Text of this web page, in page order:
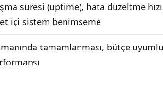
süresi (uptime), hata düzeltme
içi sistem benimseme
tamamlanması, bütçe